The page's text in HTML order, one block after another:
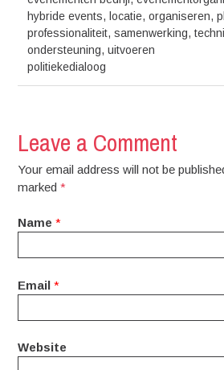
hybride events, locatie,organiseren,
professionaliteit,samenwerking,
ondersteuning,uitvoeren
politiekedialoog
Leave a Comment
Your email address will not be
marked*
Name *
Email *
Website